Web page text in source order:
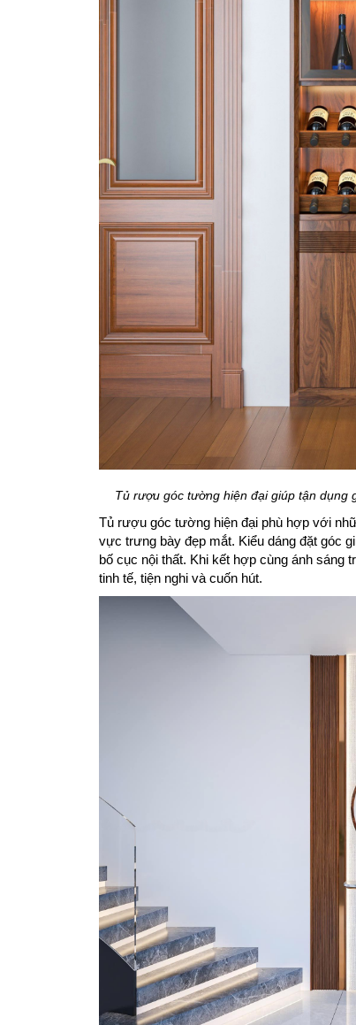
Tủ rượu góc tường hiện đại giúp tận dụng
Tủ rượu góc tường hiện đại phù hợp với
vực trưng bày đẹp mắt. Kiểu dáng đặt góc
bố cục nội thất. Khi kết hợp cùng ánh sáng
tinh tế, tiện nghi và cuốn hút.